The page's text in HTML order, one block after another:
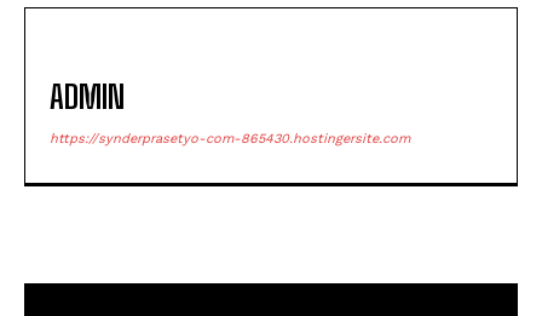
ADMIN
https://synderprasetyo-com-865430.hostingersite.com